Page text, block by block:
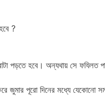
?
পড়তে হবে। অন্যথায় সে ফযিলত
জুমার পূরো দিনের মধ্যে যেকোনো